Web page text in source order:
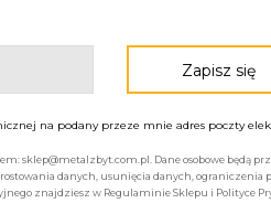
na podany przeze mnie adres poczty
sklep@metalzbyt.com.pl. Dane osobowe będą
danych, usunięcia danych,
znajdziesz w Regulaminie Sklepu i Polityce